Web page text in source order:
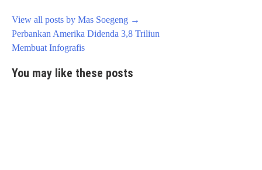
View all posts by Mas Soegeng →
Post
navigation
Perbankan Amerika Didenda 3,8 Triliun
Membuat Infografis
You may like these posts